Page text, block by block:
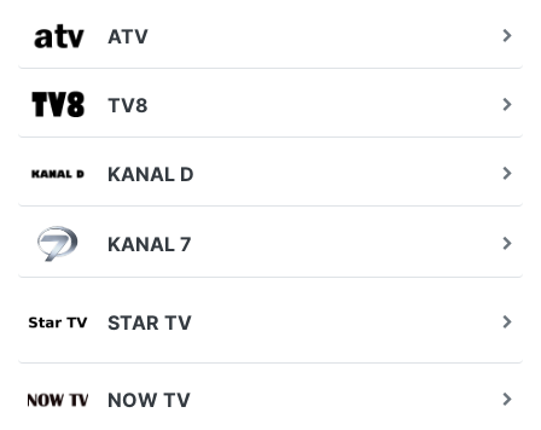
ATV
TV8
KANAL D
KANAL 7
STAR TV
NOW TV